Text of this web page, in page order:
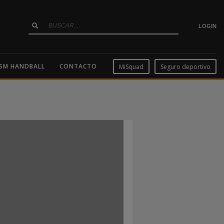
LOGIN
HANDBALL CONTACTO MiSquad Seguro deportivo